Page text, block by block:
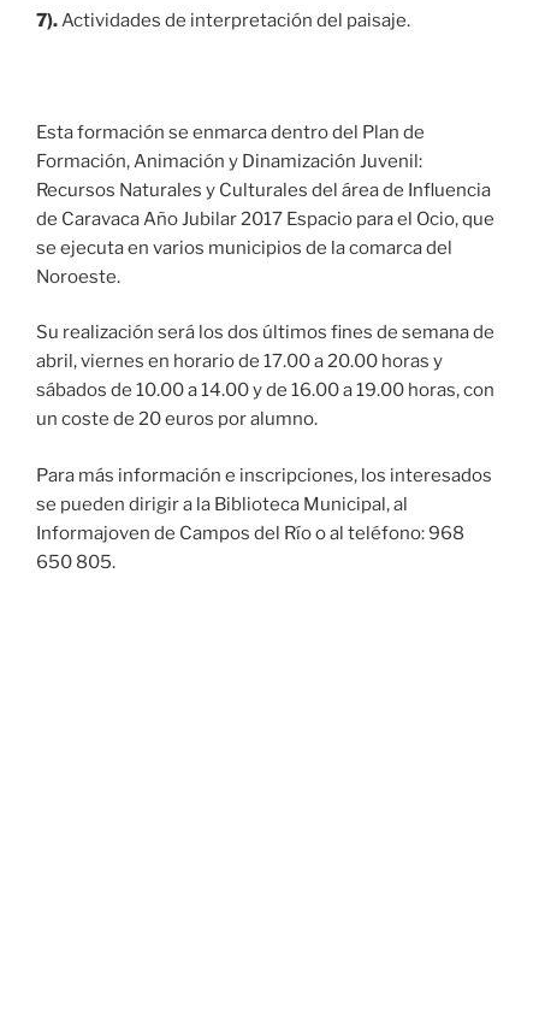
7). Actividades de interpretación del paisaje.
Esta formación se enmarca dentro del Plan de
Formación, Animación y Dinamización Juvenil:
Recursos Naturales y Culturales del área de Influencia
de Caravaca Año Jubilar 2017 Espacio para el Ocio, que
se ejecuta en varios municipios de la comarca del
Noroeste.
Su realización será los dos últimos fines de semana de
abril, viernes en horario de 17.00 a 20.00 horas y
sábados de 10.00 a 14.00 y de 16.00 a 19.00 horas, con
un coste de 20 euros por alumno.
Para más información e inscripciones, los interesados
se pueden dirigir a la Biblioteca Municipal, al
Informajoven de Campos del Río o al teléfono: 968
650 805.